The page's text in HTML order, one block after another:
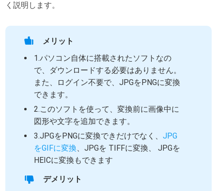
く説明します。
メリット
1.パソコン自体に搭載されたソフトなの
で、ダウンロードする必要はありません。
また、ログイン不要で、JPGをPNGに変換
できます。
2.このソフトを使って、変換前に画像中に
図形や文字を追加できます。
3.JPGをPNGに変換できだけでなく、JPG
をGIFに変換、JPGを TIFFに変換、 JPGを
HEICに変換もできます
デメリット